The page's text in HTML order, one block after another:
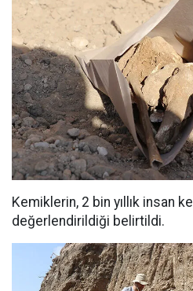
Kemiklerin, 2 bin yıllık insan
değerlendirildiği belirtildi.